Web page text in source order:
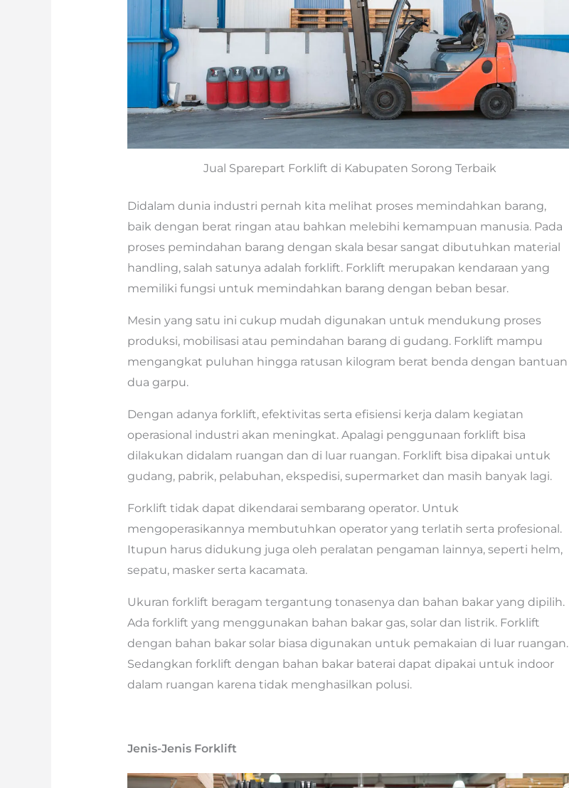
Jual Sparepart Forklift di Kabupaten Sorong Terbaik
Didalam dunia industri pernah kita melihat proses memindahkan barang,
baik dengan berat ringan atau bahkan melebihi kemampuan manusia. Pada
proses pemindahan barang dengan skala besar sangat dibutuhkan material
handling, salah satunya adalah forklift. Forklift merupakan kendaraan yang
memiliki fungsi untuk memindahkan barang dengan beban besar.
Mesin yang satu ini cukup mudah digunakan untuk mendukung proses
produksi, mobilisasi atau pemindahan barang di gudang. Forklift mampu
mengangkat puluhan hingga ratusan kilogram berat benda dengan bantuan
dua garpu.
Dengan adanya forklift, efektivitas serta efisiensi kerja dalam kegiatan
operasional industri akan meningkat. Apalagi penggunaan forklift bisa
dilakukan didalam ruangan dan di luar ruangan. Forklift bisa dipakai untuk
gudang, pabrik, pelabuhan, ekspedisi, supermarket dan masih banyak lagi.
Forklift tidak dapat dikendarai sembarang operator. Untuk
mengoperasikannya membutuhkan operator yang terlatih serta profesional.
Itupun harus didukung juga oleh peralatan pengaman lainnya, seperti helm,
sepatu, masker serta kacamata.
Ukuran forklift beragam tergantung tonasenya dan bahan bakar yang dipilih.
Ada forklift yang menggunakan bahan bakar gas, solar dan listrik. Forklift
dengan bahan bakar solar biasa digunakan untuk pemakaian di luar ruangan.
Sedangkan forklift dengan bahan bakar baterai dapat dipakai untuk indoor
dalam ruangan karena tidak menghasilkan polusi.
Jenis-Jenis Forklift